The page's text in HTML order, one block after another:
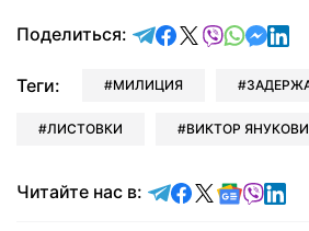
Поделиться: отправить в
поделиться в
поделиться
Теги: МИЛИЦИЯ
ЛИСТОВКИ ВИКТОР
Читайте нас в: Читайте в
Читайте в
Читайте в X